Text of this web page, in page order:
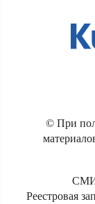
© При
СМИ
Реестровая